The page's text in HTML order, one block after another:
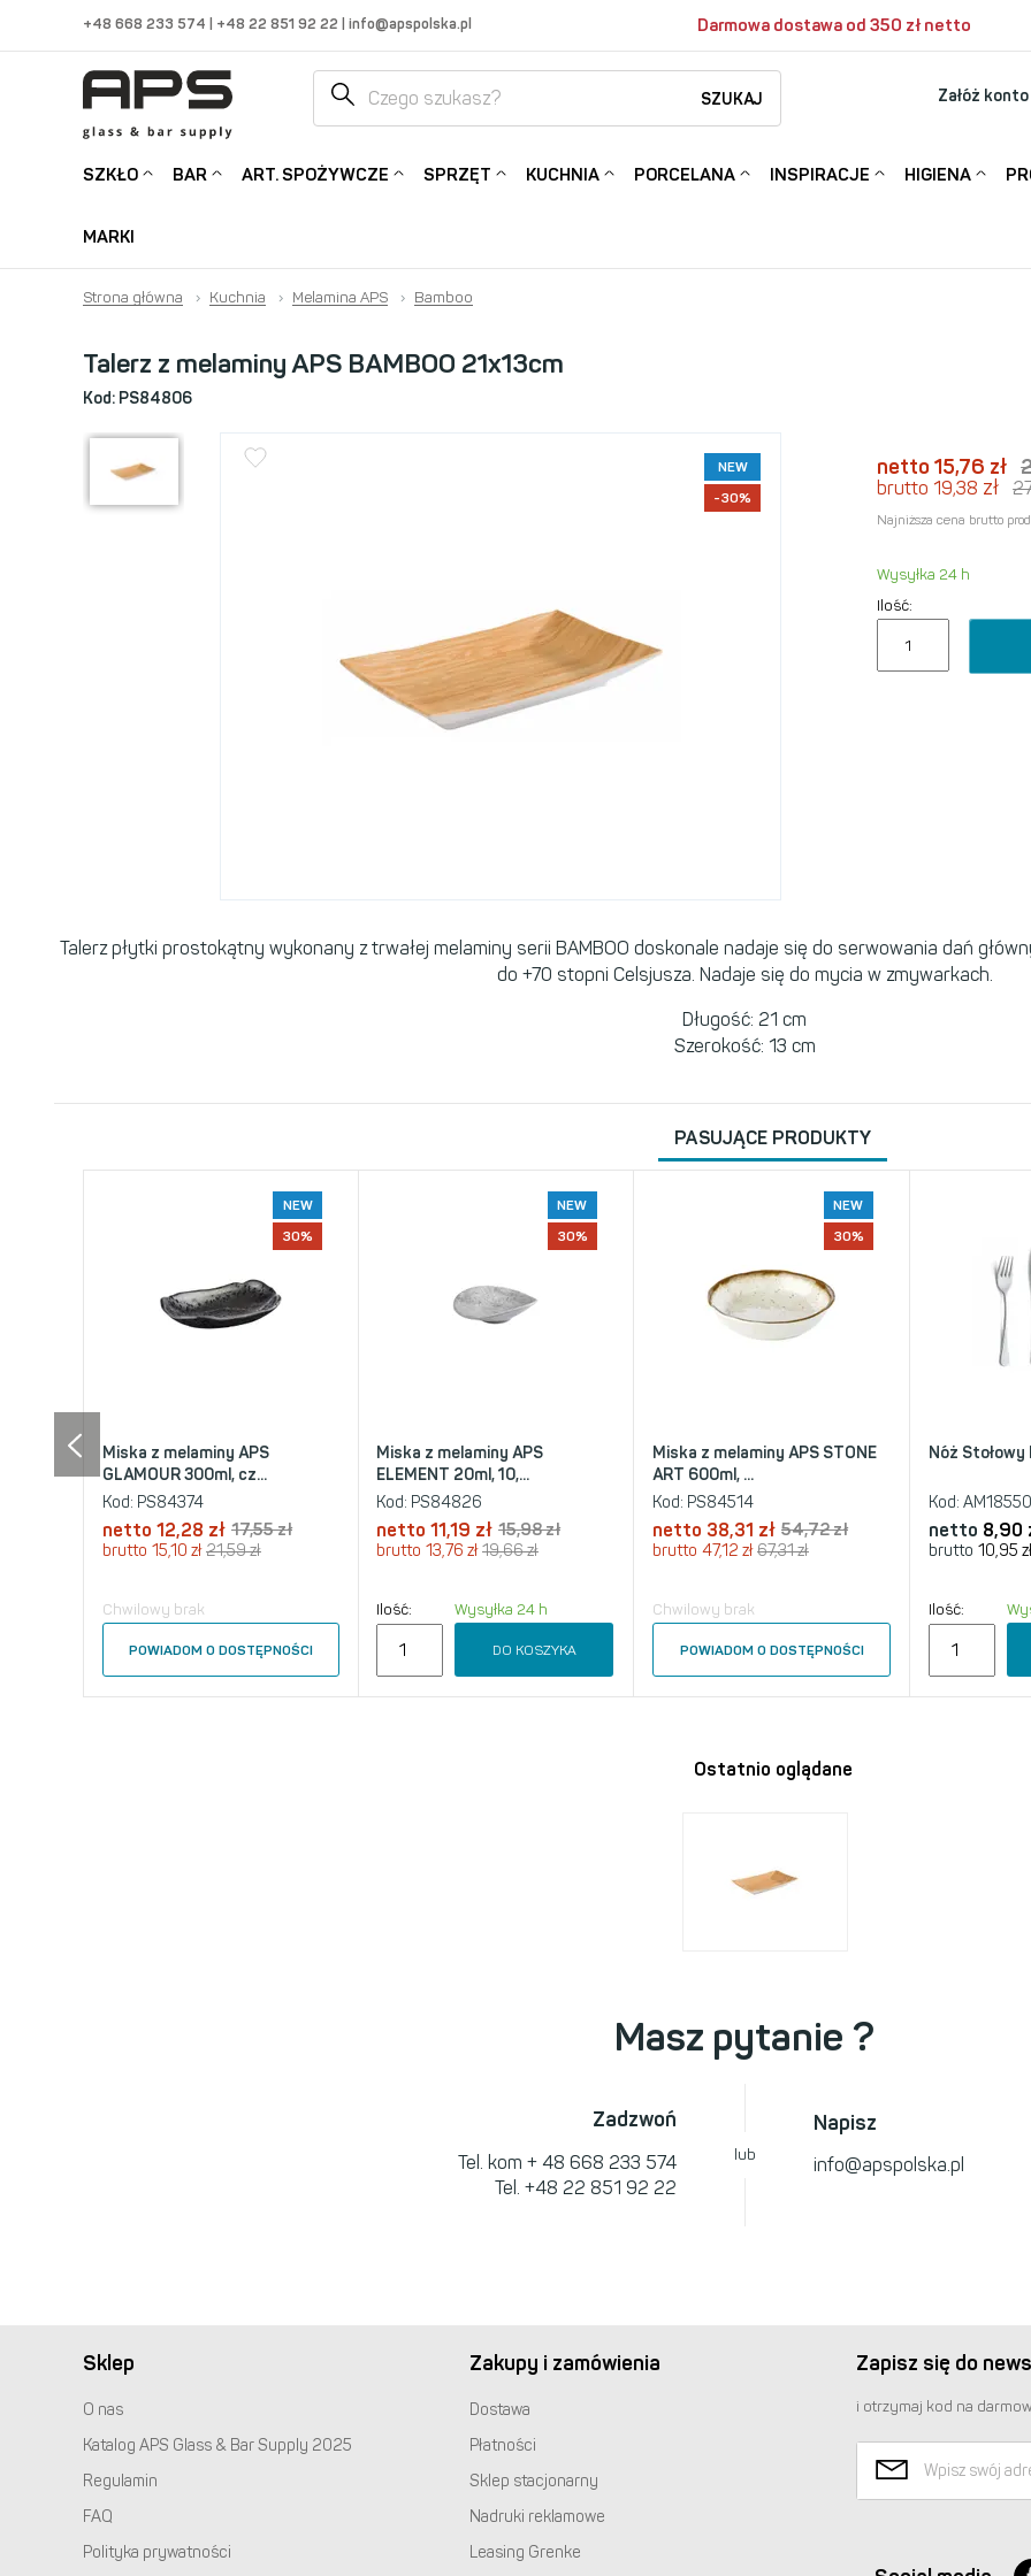
+48 668 233 574 | +48 22 851 92 22 | info@apspolska.pl Darmowa dostawa od 350 zł netto
SZUKAJ Załóż konto
SZKŁO BAR ART. SPOŻYWCZE SPRZĘT KUCHNIA PORCELANA INSPIRACJE HIGIENA
MARKI
Strona główna › Kuchnia › Melamina APS › Bamboo
Talerz z melaminy APS BAMBOO 21x13cm
Kod: PS84806
NEW
-30%
netto 15,76 zł
brutto 19,38 zł
Najniższa cena brutto
Wysyłka 24 h
Ilość:
Talerz płytki prostokątny wykonany z trwałej melaminy serii BAMBOO doskonale nadaje się do serwowania dań
do +70 stopni Celsjusza. Nadaje się do mycia w zmywarkach.
Długość: 21 cm
Szerokość: 13 cm
PASUJĄCE PRODUKTY
NEW
30%
Miska z melaminy APS
GLAMOUR 300ml, cz...
Kod: PS84374
netto 12,28 zł 17,55 zł
brutto 15,10 zł21,59 zł
Chwilowy brak
POWIADOM O DOSTĘPNOŚCI
NEW
30%
Miska z melaminy APS
ELEMENT 20ml, 10,...
Kod: PS84826
netto 11,19 zł 15,98 zł
brutto 13,76 zł19,66 zł
Ilość: Wysyłka 24 h
DO KOSZYKA
NEW
30%
Miska z melaminy APS STONE
ART 600ml, ...
Kod: PS84514
netto 38,31 zł 54,72 zł
brutto 47,12 zł67,31 zł
Chwilowy brak
POWIADOM O DOSTĘPNOŚCI
Nóż
Kod:
netto 8,90
brutto 10,95
Ilość:
Ostatnio oglądane
Masz pytanie ?
Zadzwoń
Tel. kom + 48 668 233 574
Tel. +48 22 851 92 22
lub
Napisz
info@apspolska.pl
Sklep
O nas
Katalog APS Glass & Bar Supply 2025
Regulamin
FAQ
Polityka prywatności
Zakupy i zamówienia
Dostawa
Płatności
Sklep stacjonarny
Nadruki reklamowe
Leasing Grenke
Zapisz się do
i otrzymaj kod na